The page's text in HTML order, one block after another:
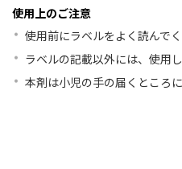
使用上のご注意
使用前にラベルをよく読んでく
ラベルの記載以外には、使用
本剤は小児の手の届くところ